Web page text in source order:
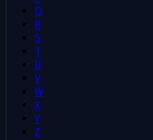
Q
R
S
T
U
V
W
X
Y
Z